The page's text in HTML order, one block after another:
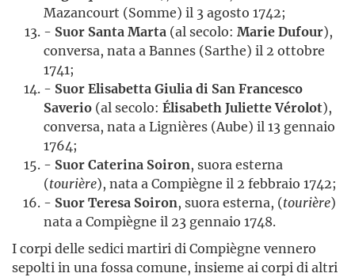
Mazancourt (Somme) il 3 agosto 1742;
- Suor Santa Marta (al secolo: Marie Dufour),
conversa, nata a Bannes (Sarthe) il 2 ottobre
1741;
- Suor Elisabetta Giulia di San Francesco
Saverio (al secolo: Élisabeth Juliette Vérolot),
conversa, nata a Lignières (Aube) il 13 gennaio
1764;
- Suor Caterina Soiron, suora esterna
(tourière), nata a Compiègne il 2 febbraio 1742;
- Suor Teresa Soiron, suora esterna, (tourière)
nata a Compiègne il 23 gennaio 1748.
I corpi delle sedici martiri di Compiègne vennero
sepolti in una fossa comune, insieme ai corpi di altri